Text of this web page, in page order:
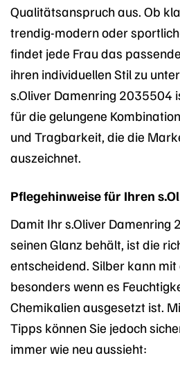
Qualitätsanspruch aus. Ob
trendig-modern oder
findet jede Frau das
ihren individuellen Stil zu
s.Oliver Damenring 2035504
für die gelungene
und Tragbarkeit, die die
auszeichnet.
Pflegehinweise für Ihren
Damit Ihr s.Oliver Damenring
seinen Glanz behält, ist die
entscheidend. Silber kann mit
besonders wenn es
Chemikalien ausgesetzt ist.
Tipps können Sie jedoch
immer wie neu aussieht: